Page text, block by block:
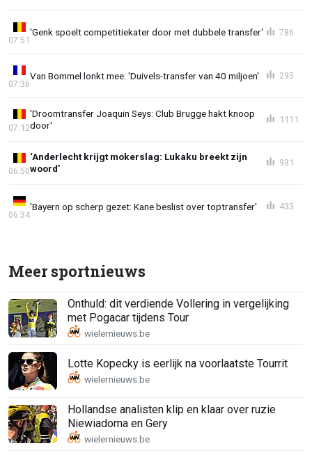
'Genk spoelt competitiekater door met dubbele transfer'
07:51
786
Van Bommel lonkt mee: 'Duivels-transfer van 40 miljoen'
07:36
293
'Droomtransfer Joaquin Seys: Club Brugge hakt knoop
door'
07:12
1111
‘Anderlecht krijgt mokerslag: Lukaku breekt zijn
woord’
06:50
931
'Bayern op scherp gezet: Kane beslist over toptransfer'
06:34
433
Meer sportnieuws
Onthuld: dit verdiende Vollering in vergelijking
met Pogacar tijdens Tour
Lotte Kopecky is eerlijk na voorlaatste Tourrit
Hollandse analisten klip en klaar over ruzie
Niewiadoma en Gery